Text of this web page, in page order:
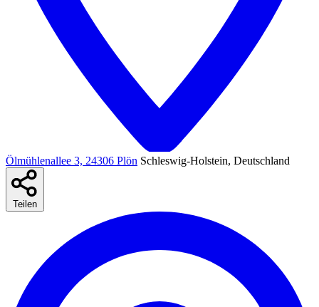
Ölmühlenallee 3, 24306 Plön Schleswig-Holstein, Deutschland
Teilen